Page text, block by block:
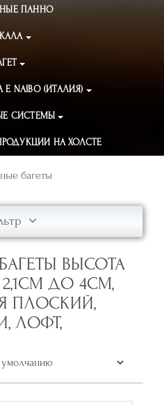
ПАННО
E NAIBO (ИТАЛИЯ)
СИСТЕМЫ
НА ХОЛСТЕ
багеты
ВЫСОТА
ДО 4СМ,
ПЛОСКИЙ,
ЛОФТ,